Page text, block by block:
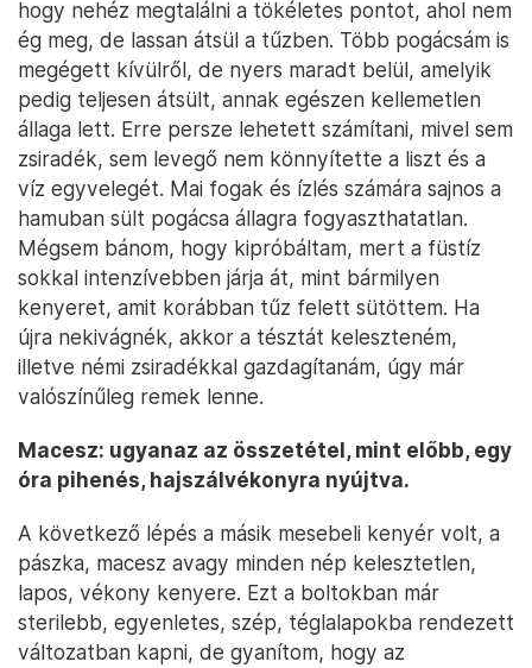
hogy nehéz megtalálni a tökéletes pontot, ahol nem
ég meg, de lassan átsül a tűzben. Több pogácsám is
megégett kívülről, de nyers maradt belül, amelyik
pedig teljesen átsült, annak egészen kellemetlen
állaga lett. Erre persze lehetett számítani, mivel sem
zsiradék, sem levegő nem könnyítette a liszt és a
víz egyvelegét. Mai fogak és ízlés számára sajnos a
hamuban sült pogácsa állagra fogyaszthatatlan.
Mégsem bánom, hogy kipróbáltam, mert a füstíz
sokkal intenzívebben járja át, mint bármilyen
kenyeret, amit korábban tűz felett sütöttem. Ha
újra nekivágnék, akkor a tésztát keleszteném,
illetve némi zsiradékkal gazdagítanám, úgy már
valószínűleg remek lenne.
Macesz: ugyanaz az összetétel, mint előbb, egy
óra pihenés, hajszálvékonyra nyújtva.
A következő lépés a másik mesebeli kenyér volt, a
pászka, macesz avagy minden nép kelesztetlen,
lapos, vékony kenyere. Ezt a boltokban már
sterilebb, egyenletes, szép, téglalapokba rendezett
változatban kapni, de gyanítom, hogy az